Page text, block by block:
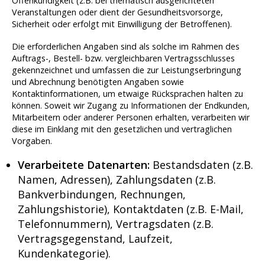
Veranstaltungen oder dient der Gesundheitsvorsorge,
Sicherheit oder erfolgt mit Einwilligung der Betroffenen).
Die erforderlichen Angaben sind als solche im Rahmen des
Auftrags-, Bestell- bzw. vergleichbaren Vertragsschlusses
gekennzeichnet und umfassen die zur Leistungserbringung
und Abrechnung benötigten Angaben sowie
Kontaktinformationen, um etwaige Rücksprachen halten zu
können. Soweit wir Zugang zu Informationen der Endkunden,
Mitarbeitern oder anderer Personen erhalten, verarbeiten wir
diese im Einklang mit den gesetzlichen und vertraglichen
Vorgaben.
Verarbeitete Datenarten: Bestandsdaten (z.B.
Namen, Adressen), Zahlungsdaten (z.B.
Bankverbindungen, Rechnungen,
Zahlungshistorie), Kontaktdaten (z.B. E-Mail,
Telefonnummern), Vertragsdaten (z.B.
Vertragsgegenstand, Laufzeit,
Kundenkategorie).